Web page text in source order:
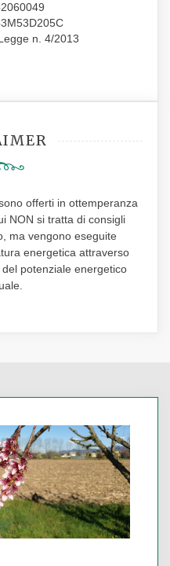
n. 4/2013
offerti in ottemperanza
NON si tratta di consigli
ma vengono eseguite
energetica attraverso
potenziale energetico